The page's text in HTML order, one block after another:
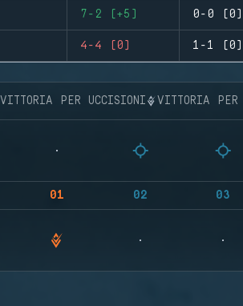
7-2 (+5) 0-0 (0)
4-4 (0) 1-1 (0)
VITTORIA PER UCCISIONI VITTORIA PER
01 02 03